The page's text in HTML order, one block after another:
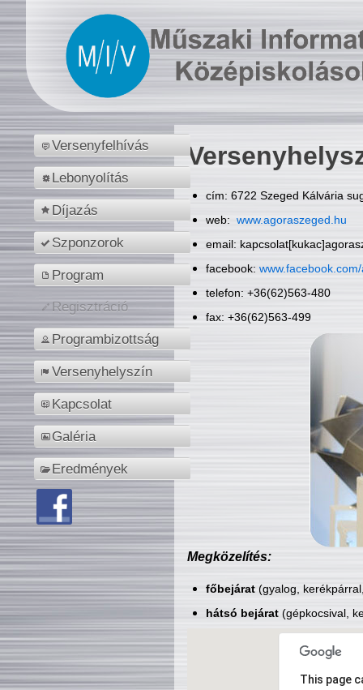
Versenyfelhívás
Lebonyolítás
Díjazás
Szponzorok
Program
Regisztráció
Programbizottság
Versenyhelyszín
Kapcsolat
Galéria
Eredmények
cím: 6722 Szeged Kálvária
web: www.agoraszeged.hu
email:
facebook:
telefon: +36(62)563-480
fax: +36(62)563-499
Megközelítés:
főbejárat(gyalog,
hátsó bejárat(gépkocsival,
This page